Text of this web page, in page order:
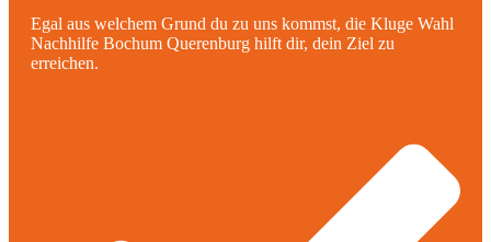
Egal aus welchem Grund du zu uns kommst, die Kluge Wahl
Nachhilfe Bochum Querenburg hilft dir, dein Ziel zu
erreichen.